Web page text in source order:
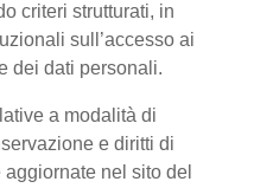
criteri strutturati, in
sull’accesso ai
dei dati personali.
a modalità di
e diritti di
nel sito del